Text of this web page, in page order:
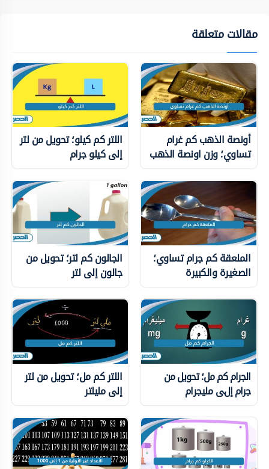
مقالات متعلقة
أونصة الذهب كم غرام
تساوي؛ وزن اونصة الذهب
اللتر كم كيلو؛ تحويل من لتر
إلى كيلو جرام
الملعقة كم جرام تساوي؛
الصغيرة والكبيرة
الجالون كم لتر؛ تحويل من
جالون إلى لتر
الجرام كم مل؛ تحويل من
جرام إلى مليجرام
اللتر كم مل؛ تحويل من لتر
إلى مليلتر